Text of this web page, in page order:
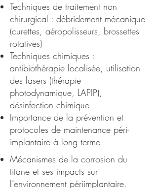
Techniques de traitement non
chirurgical : débridement mécanique
(curettes, aéropolisseurs, brossettes
rotatives)
Techniques chimiques :
antibiothérapie localisée, utilisation
des lasers (thérapie
photodynamique, LAPIP),
désinfection chimique
Importance de la prévention et
protocoles de maintenance péri-
implantaire à long terme
Mécanismes de la corrosion du
titane et ses impacts sur
l’environnement périimplantaire.